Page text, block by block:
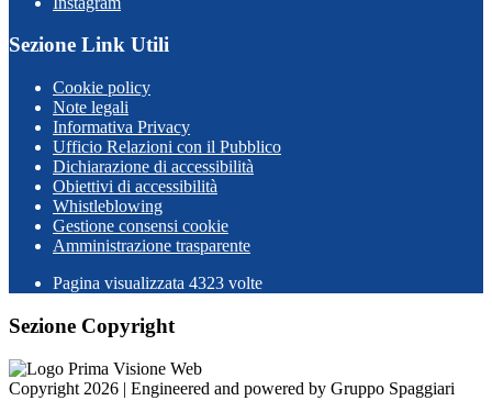
Sezione Link Utili
Cookie policy
Note legali
Informativa Privacy
Ufficio Relazioni con il Pubblico
Dichiarazione di accessibilità
Obiettivi di accessibilità
Whistleblowing
Gestione consensi cookie
Amministrazione trasparente
Pagina visualizzata 4323 volte
Sezione Copyright
Copyright 2026 | Engineered and powered by Gruppo Spaggiari